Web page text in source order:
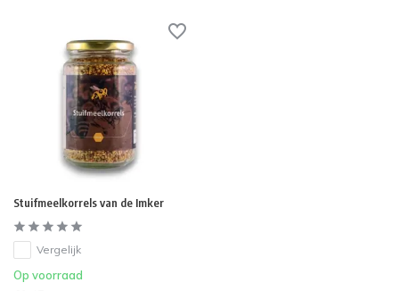
Stuifmeelkorrels van de Imker
Vergelijk
Op voorraad